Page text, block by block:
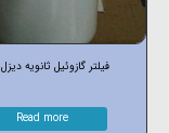
فیلتر گازوئیل ثانویه دیزل MTU
Read more